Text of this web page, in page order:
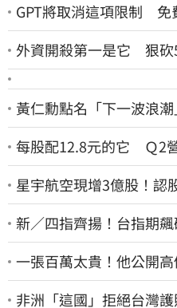
GPT將取消這項限制 免
外資開殺第一是它 狠砍
黃仁勳點名「下一波浪
每股配12.8元的它 Ｑ2
星宇航空現增3億股！認
新／四指齊揚！台指期
一張百萬太貴！他公開
非洲「這國」拒絕台灣